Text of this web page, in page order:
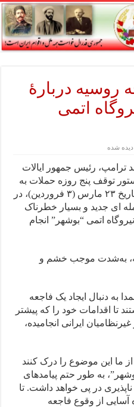
روسیه دربارۀ
اتمی
ترامپ، رئیس جمهور ایالات
توقف پنج روزه حملات به
زیرساخت های انرژی ایران در تاریخ ۲۳ مارس (۳ فروردین)، در
حمله ای جدید و بسیار خطرناک
در نزدیکی واحد فعال شماره ۱ نیروگاه اتمی “بوشهر” انجام
به‌شدت موجب خشم و
به دنبال ایجاد یک فاجعه
تا اقدامات خود را که پیشتر
ایرانی انجامیده،
از ما این موضوع را درک کنند
به طور حتم پیامدهای
در پی خواهد داشت. تا
آسایی از وقوع فاجعه